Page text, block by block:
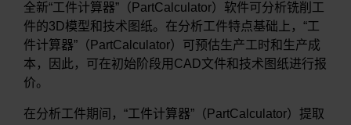
全新“工件计算器”（PartCalculator）软件可分析铣削工
件的3D模型和技术图纸。在分析工件特点基础上，“工
件计算器”（PartCalculator）可预估生产工时和生产成
本，因此，可在初始阶段用CAD文件和技术图纸进行报
价。
在分析工件期间，“工件计算器”（PartCalculator）提取